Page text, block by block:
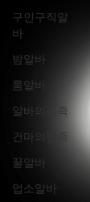
구인구직알
바
밤알바
룸알바
알바의민족
건마의민족
꿀알바
업소알바